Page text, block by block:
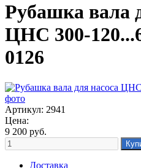
Рубашка вала
ЦНС 300-
0126
Артикул: 2941
Цена:
9 200 руб.
Доставка